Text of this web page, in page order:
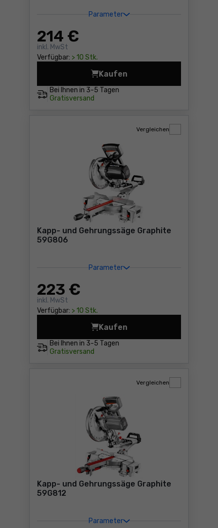
Parameter
214 €
inkl. MwSt
Verfügbar: > 10 Stk.
Bei Ihnen in 3-5 Tagen
Gratisversand
Kaufen
Kapp- und Gehrungssäge
Kapp- und Gehrungssäge Graphite
59G806
Parameter
223 €
inkl. MwSt
Verfügbar: > 10 Stk.
Vergleichen
Bei Ihnen in 3-5 Tagen
Gratisversand
Kaufen
Kapp- und Gehrungssäge
Kapp- und Gehrungssäge Graphite
59G812
Parameter
Vergleichen